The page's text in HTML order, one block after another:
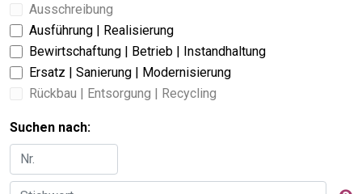
Ausschreibung
Ausführung | Realisierung
Bewirtschaftung | Betrieb | Instandhaltung
Ersatz | Sanierung | Modernisierung
Rückbau | Entsorgung | Recycling
Suchen nach: